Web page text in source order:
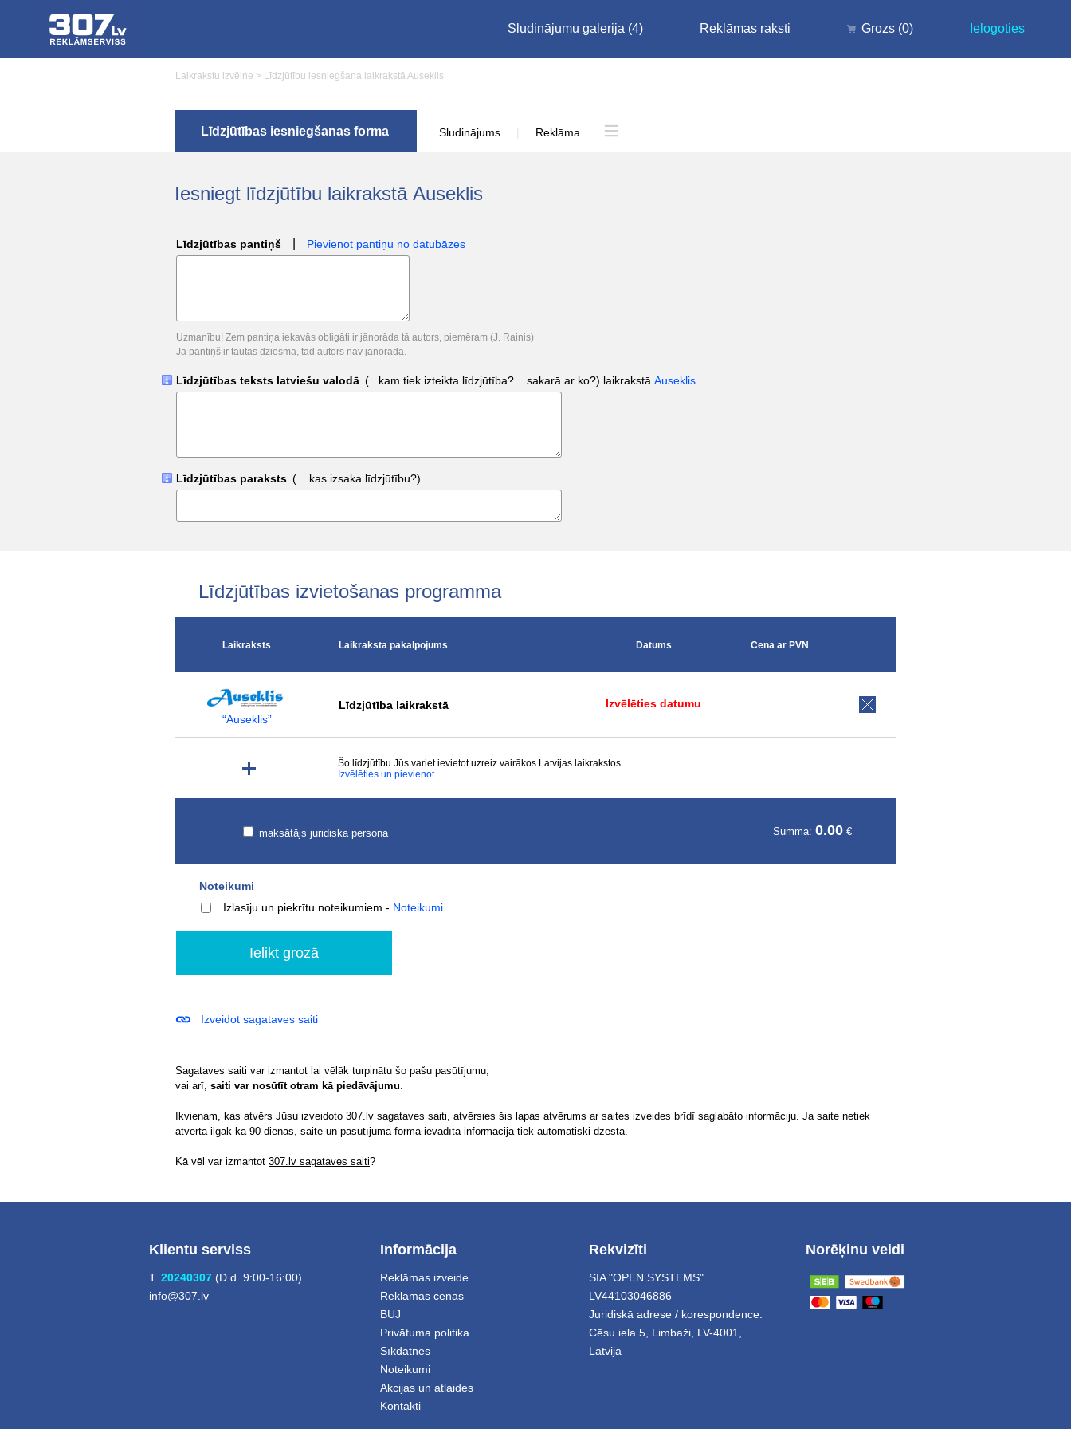
Sludinājumu galerija (4) Reklāmas raksti Grozs (0) Ielogoties
Laikrakstu izvēlne > Līdzjūtību iesniegšana laikrakstā Auseklis
Līdzjūtības iesniegšanas forma Sludinājums Reklāma
Iesniegt līdzjūtību laikrakstā Auseklis
Līdzjūtības pantiņš Pievienot pantiņu no datubāzes
Uzmanību! Zem pantiņa iekavās obligāti ir jānorāda tā autors, piemēram (J. Rainis)
Ja pantiņš ir tautas dziesma, tad autors nav jānorāda.
Līdzjūtības teksts latviešu valodā (...kam tiek izteikta līdzjūtība? ...sakarā ar ko?) laikrakstā Auseklis
Līdzjūtības paraksts (... kas izsaka līdzjūtību?)
Līdzjūtības izvietošanas programma
Laikraksts Laikraksta pakalpojums Datums Cena ar PVN
“Auseklis”
Līdzjūtība laikrakstā Izvēlēties datumu
Šo līdzjūtību Jūs variet ievietot uzreiz vairākos Latvijas laikrakstos
Izvēlēties un pievienot
maksātājs juridiska persona Summa: 0.00€
Noteikumi
Izlasīju un piekrītu noteikumiem - Noteikumi
Izveidot sagataves saiti
Sagataves saiti var izmantot lai vēlāk turpinātu šo pašu pasūtījumu,
vai arī, saiti var nosūtīt otram kā piedāvājumu
Ikvienam, kas atvērs Jūsu izveidoto 307.lv sagataves saiti, atvērsies šis lapas atvērums ar saites izveides brīdī saglabāto informāciju. Ja saite netiek
atvērta ilgāk kā 90 dienas, saite un pasūtījuma formā ievadītā informācija tiek automātiski dzēsta.
Kā vēl var izmantot 307.lv sagataves saiti?
Klientu serviss
T. 20240307 (D.d. 9:00-16:00)
info@307.lv
Informācija
Reklāmas izveide
Reklāmas cenas
BUJ
Privātuma politika
Sīkdatnes
Noteikumi
Akcijas un atlaides
Kontakti
Rekvizīti
SIA "OPEN SYSTEMS"
LV44103046886
Juridiskā adrese / korespondence:
Cēsu iela 5 Limbaži LV-4001,
Latvija
Norēķinu veidi